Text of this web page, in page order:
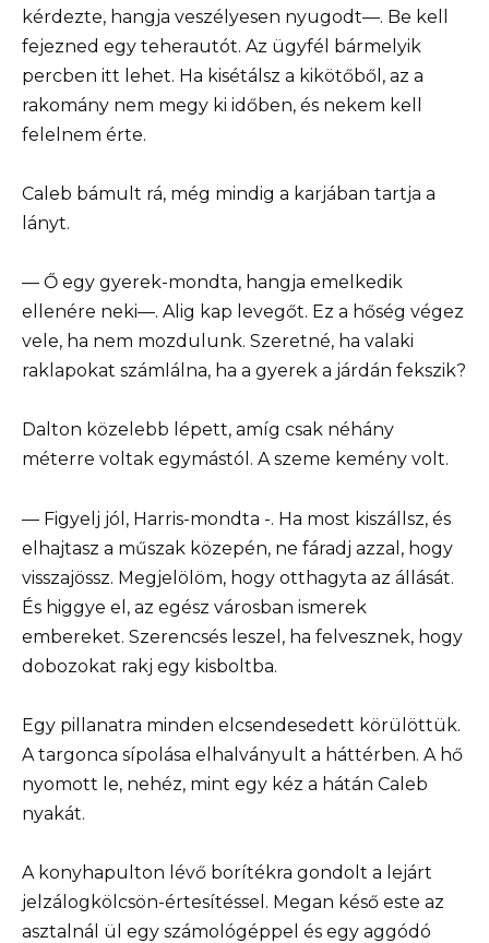
kérdezte, hangja veszélyesen nyugodt—. Be kell
fejezned egy teherautót. Az ügyfél bármelyik
percben itt lehet. Ha kisétálsz a kikötőből, az a
rakomány nem megy ki időben, és nekem kell
felelnem érte.
Caleb bámult rá, még mindig a karjában tartja a
lányt.
— Ő egy gyerek-mondta, hangja emelkedik
ellenére neki—. Alig kap levegőt. Ez a hőség végez
vele, ha nem mozdulunk. Szeretné, ha valaki
raklapokat számlálna, ha a gyerek a járdán fekszik?
Dalton közelebb lépett, amíg csak néhány
méterre voltak egymástól. A szeme kemény volt.
— Figyelj jól, Harris-mondta -. Ha most kiszállsz, és
elhajtasz a műszak közepén, ne fáradj azzal, hogy
visszajössz. Megjelölöm, hogy otthagyta az állását.
És higgye el, az egész városban ismerek
embereket. Szerencsés leszel, ha felvesznek, hogy
dobozokat rakj egy kisboltba.
Egy pillanatra minden elcsendesedett körülöttük.
A targonca sípolása elhalványult a háttérben. A hő
nyomott le, nehéz, mint egy kéz a hátán Caleb
nyakát.
A konyhapulton lévő borítékra gondolt a lejárt
jelzálogkölcsön-értesítéssel. Megan késő este az
asztalnál ül egy számológéppel és egy aggódó